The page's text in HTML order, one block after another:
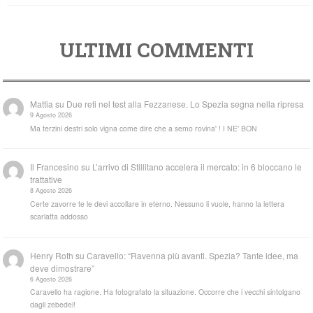
ULTIMI COMMENTI
Mattia su Due reti nel test alla Fezzanese. Lo Spezia segna nella ripresa
9 Agosto 2026
Ma terzini destri solo vigna come dire che a semo rovina' ! I NE' BON
Il Francesino su L’arrivo di Stillitano accelera il mercato: in 6 bloccano le
trattative
8 Agosto 2026
Certe zavorre te le devi accollare in eterno. Nessuno li vuole, hanno la lettera
scarlatta addosso
Henry Roth suCaravello: “Ravenna più avanti. Spezia? Tante idee, ma
deve dimostrare”
6 Agosto 2026
Caravello ha ragione. Ha fotografato la situazione. Occorre che i vecchi sintolgano
dagli zebedei!